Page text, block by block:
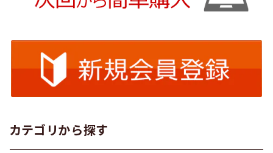
カテゴリから探す